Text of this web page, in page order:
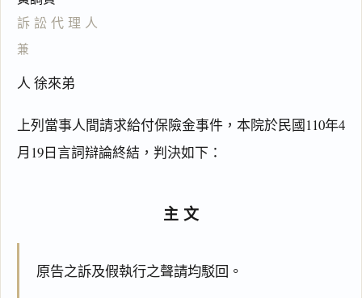
訴訟代理人
兼
人 徐來弟
上列當事人間請求給付保險金事件，本院於民國110年4
月19日言詞辯論終結，判決如下：
主文
原告之訴及假執行之聲請均駁回。